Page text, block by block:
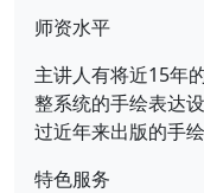
师资水平
主讲人有将近15年
整系统的手绘表达
过近年来出版的手
特色服务